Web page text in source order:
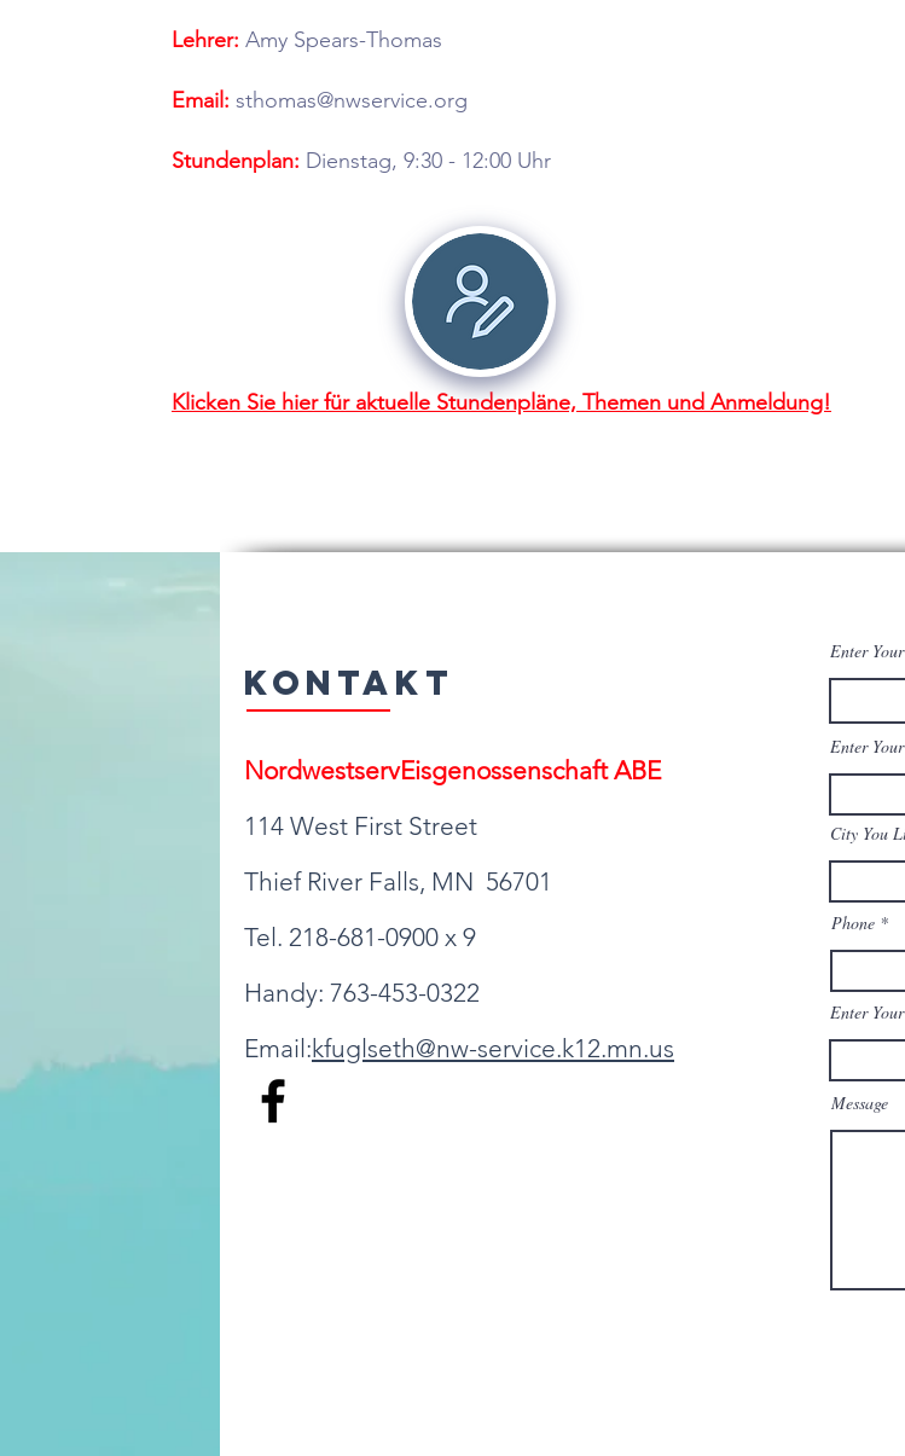
Lehrer: Amy Spears-Thomas
Email: sthomas@nwservice.org
Stundenplan: Dienstag, 9:30 - 12:00 Uhr
Klicken Sie hier für aktuelle Stundenpläne, Themen und Anmeldung!
Kontakt
NordwestservEisgenossenschaft ABE
114 West First Street
Thief River Falls, MN 56701
Tel. 218-681-0900 x 9
Handy: 763-453-0322
Email:kfuglseth@nw-service.k12.mn.us
Enter
Enter
City You
Phone
Enter
Message